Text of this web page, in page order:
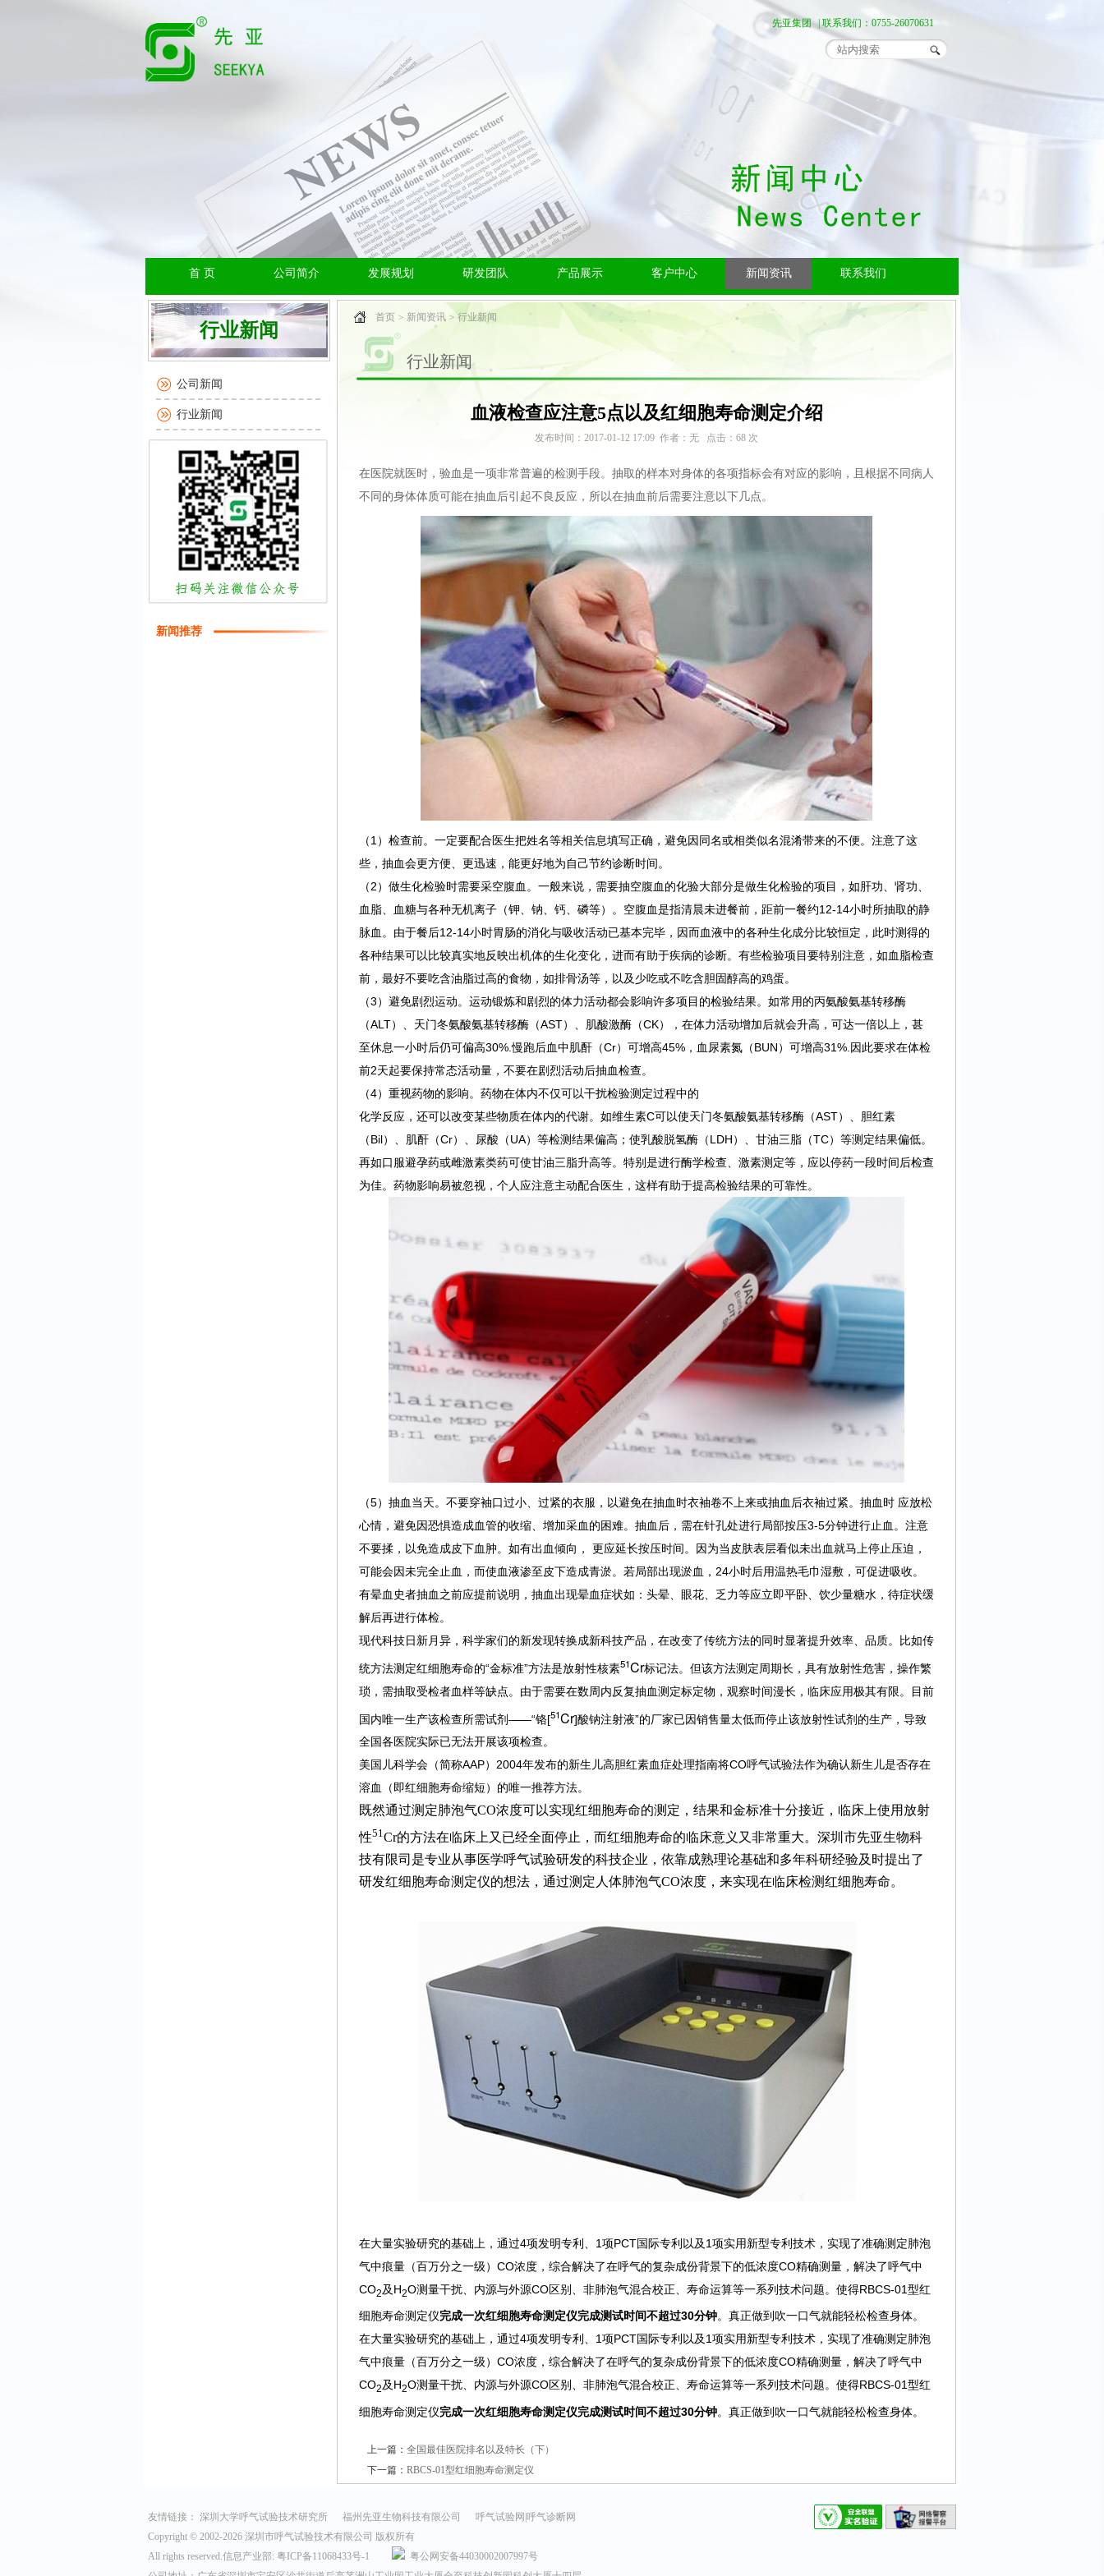
先亚集团 | 联系我们：0755-26070631
首 页 公司简介 发展规划 研发团队 产品展示 客户中心 新闻资讯 联系我们
行业新闻
公司新闻
行业新闻
新闻推荐
首页 新闻资讯 行业新闻
行业新闻
血液检查应注意5点以及红细胞寿命测定介绍
发布时间：2017-01-12 17:09 作者：无 点击： 68 次
在医院就医时，验血是一项非常普遍的检测手段。抽取的样本对身体的各项指标会有对应的影响，且根据不同病人
不同的身体体质可能在抽血后引起不良反应，所以在抽血前后需要注意以下几点。
（1）检查前。一定要配合医生把姓名等相关信息填写正确，避免因同名或相类似名混淆带来的不便。注意了这
些，抽血会更方便、更迅速，能更好地为自己节约诊断时间。
（2）做生化检验时需要采空腹血。一般来说，需要抽空腹血的化验大部分是做生化检验的项目，如肝功、肾功、
血脂、血糖与各种无机离子（钾、钠、钙、磷等）。空腹血是指清晨未进餐前，距前一餐约12-14小时所抽取的静
脉血。由于餐后12-14小时胃肠的消化与吸收活动已基本完毕，因而血液中的各种生化成分比较恒定，此时测得的
各种结果可以比较真实地反映出机体的生化变化，进而有助于疾病的诊断。有些检验项目要特别注意，如血脂检查
前，最好不要吃含油脂过高的食物，如排骨汤等，以及少吃或不吃含胆固醇高的鸡蛋。
（3）避免剧烈运动。运动锻炼和剧烈的体力活动都会影响许多项目的检验结果。如常用的丙氨酸氨基转移酶
（ALT）、天门冬氨酸氨基转移酶（AST）、肌酸激酶（CK），在体力活动增加后就会升高，可达一倍以上，甚
至休息一小时后仍可偏高30%.慢跑后血中肌酐（Cr）可增高45%，血尿素氮（BUN）可增高31%.因此要求在体检
前2天起要保持常态活动量，不要在剧烈活动后抽血检查。
（4）重视药物的影响。药物在体内不仅可以干扰检验测定过程中的
化学反应，还可以改变某些物质在体内的代谢。如维生素C可以使天门冬氨酸氨基转移酶（AST）、胆红素
（Bil）、肌酐（Cr）、尿酸（UA）等检测结果偏高；使乳酸脱氢酶（LDH）、甘油三脂（TC）等测定结果偏低。
再如口服避孕药或雌激素类药可使甘油三脂升高等。特别是进行酶学检查、激素测定等，应以停药一段时间后检查
为佳。药物影响易被忽视，个人应注意主动配合医生，这样有助于提高检验结果的可靠性。
（5）抽血当天。不要穿袖口过小、过紧的衣服，以避免在抽血时衣袖卷不上来或抽血后衣袖过紧。抽血时 应放松
心情，避免因恐惧造成血管的收缩、增加采血的困难。抽血后，需在针孔处进行局部按压3-5分钟进行止血。注意
不要揉，以免造成皮下血肿。如有出血倾向， 更应延长按压时间。因为当皮肤表层看似未出血就马上停止压迫，
可能会因未完全止血，而使血液渗至皮下造成青淤。若局部出现淤血，24小时后用温热毛巾湿敷，可促进吸收。
有晕血史者抽血之前应提前说明，抽血出现晕血症状如：头晕、眼花、乏力等应立即平卧、饮少量糖水，待症状缓
解后再进行体检。
现代科技日新月异，科学家们的新发现转换成新科技产品，在改变了传统方法的同时显著提升效率、品质。比如传
统方法测定红细胞寿命的“金标准”方法是放射性核素51Cr标记法。但该方法测定周期长，具有放射性危害，操作繁
琐，需抽取受检者血样等缺点。由于需要在数周内反复抽血测定标定物，观察时间漫长，临床应用极其有限。目前
国内唯一生产该检查所需试剂——“铬[51Cr]酸钠注射液”的厂家已因销售量太低而停止该放射性试剂的生产，导致
全国各医院实际已无法开展该项检查。
美国儿科学会（简称AAP）2004年发布的新生儿高胆红素血症处理指南将CO呼气试验法作为确认新生儿是否存在
溶血（即红细胞寿命缩短）的唯一推荐方法。
既然通过测定肺泡气CO浓度可以实现红细胞寿命的测定，结果和金标准十分接近，临床上使用放射
性51 Cr的方法在临床上又已经全面停止，而红细胞寿命的临床意义又非常重大。深圳市先亚生物科
技有限司是专业从事医学呼气试验研发的科技企业，依靠成熟理论基础和多年科研经验及时提出了
研发红细胞寿命测定仪的想法，通过测定人体肺泡气CO浓度，来实现在临床检测红细胞寿命。
在大量实验研究的基础上，通过4项发明专利、1项PCT国际专利以及1项实用新型专利技术，实现了准确测定肺泡
气中痕量（百万分之一级）CO浓度，综合解决了在呼气的复杂成份背景下的低浓度CO精确测量，解决了呼气中
CO2及H2O测量干扰、内源与外源CO区别、非肺泡气混合校正、寿命运算等一系列技术问题。使得RBCS-01型红
细胞寿命测定仪完成一次红细胞寿命测定仪完成测试时间不超过30分钟。真正做到吹一口气就能轻松检查身体。
在大量实验研究的基础上，通过4项发明专利、1项PCT国际专利以及1项实用新型专利技术，实现了准确测定肺泡
气中痕量（百万分之一级）CO浓度，综合解决了在呼气的复杂成份背景下的低浓度CO精确测量，解决了呼气中
CO2及H2O测量干扰、内源与外源CO区别、非肺泡气混合校正、寿命运算等一系列技术问题。使得RBCS-01型红
细胞寿命测定仪完成一次红细胞寿命测定仪完成测试时间不超过30分钟。真正做到吹一口气就能轻松检查身体。
上一篇： 全国最佳医院排名以及特长（下）
下一篇： RBCS-01型红细胞寿命测定仪
友情链接： 深圳大学呼气试验技术研究所 福州先亚生物科技有限公司
呼气试验网|呼气诊断网
Copyright © 2002-2026 深圳市呼气试验技术有限公司 版权所有
All rights reserved.信息产业部: 粤ICP备11068433号-1
粤公网安备44030002007997号